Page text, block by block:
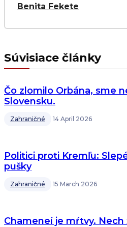
Benita Fekete
Súvisiace články
Čo zlomilo Orbána, sme
Slovensku.
Zahraničné 14 April 2026
Politici proti Kremľu:
pušky
Zahraničné 15 March 2026
Chameneí je mŕtvy. Nech